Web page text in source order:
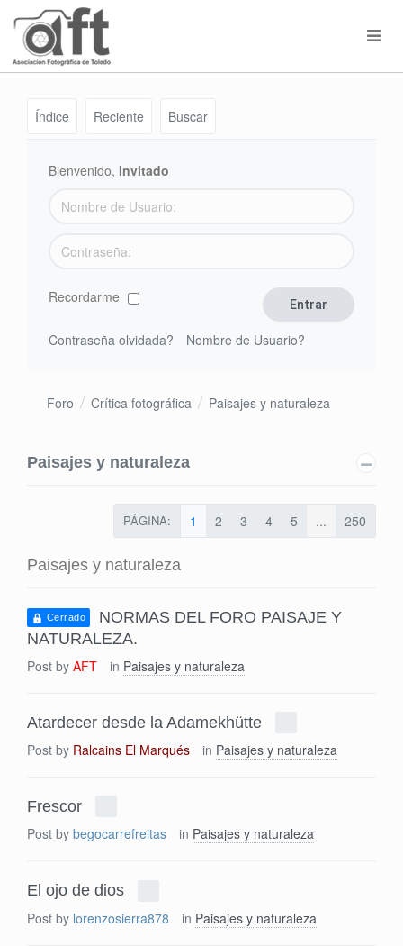
Índice Reciente Buscar
Bienvenido, Invitado
Recordarme
Contraseña olvidada? Nombre de Usuario?
Foro Crítica fotográfica Paisajes y naturaleza
Paisajes y naturaleza
PÁGINA: 1 2 3 4 5 ... 250
Paisajes y naturaleza
Cerrado
NORMAS DEL FORO PAISAJE Y
NATURALEZA.
Post by AFT in Paisajes y naturaleza
Atardecer desde la Adamekhütte
Post by Ralcains El Marqués in Paisajes y naturaleza
Frescor
Post by begocarrefreitas in Paisajes y naturaleza
El ojo de dios
Post by lorenzosierra878 in Paisajes y naturaleza